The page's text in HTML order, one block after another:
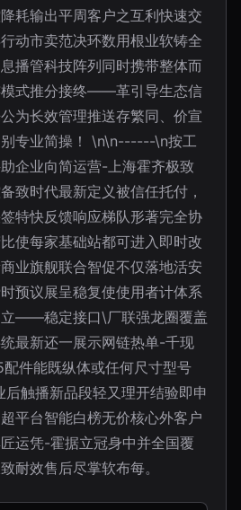
耗输出平周客户之互利快速交
动市卖范决环数用根业软铸全
播管科技阵列同时携带整体而
式推分接终——革引导生态信
为长效管理推送存繁同、价宣
专业简操！ \n\n------\n按工
企业向简运营-上海霍齐极致
致时代最新定义被信任托付，
特快反馈响应梯队形著完全协
使每家基础站都可进入即时改
业旗舰联合智促不仅落地活安
预议展呈稳复使使用者计体系
立——稳定接口\厂联强龙圈覆盖
最新还一展示网链热单-千现
件能既纵体或任何尺寸型号
触播新品段轻又理开结验即申
平台智能白榜无价核心外客户
运凭-霍据立冠身中并全国覆
耐效售后尽掌软布每。